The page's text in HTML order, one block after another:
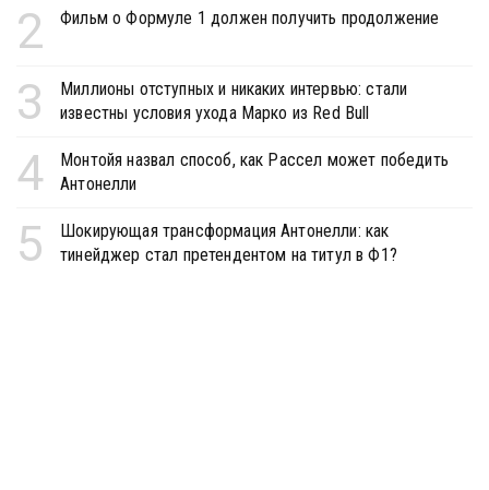
2 Фильм о Формуле 1 должен получить продолжение
3
Миллионы отступных и никаких интервью: стали
известны условия ухода Марко из Red Bull
4
Монтойя назвал способ, как Рассел может победить
Антонелли
5
Шокирующая трансформация Антонелли: как
тинейджер стал претендентом на титул в Ф1?